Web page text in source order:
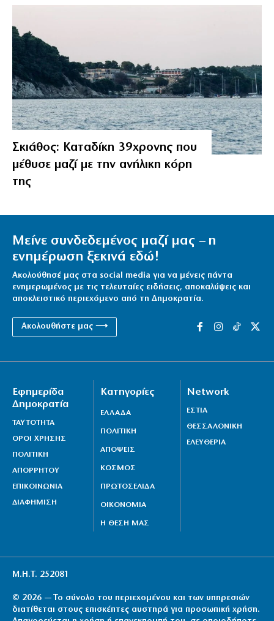
Σκιάθος: Καταδίκη 39χρονης που
μέθυσε μαζί με την ανήλικη κόρη
της
Μείνε συνδεδεμένος μαζί μας – η
ενημέρωση ξεκινά εδώ!
Ακολούθησέ μας στα social media για να μένεις πάντα
ενημερωμένος με τις τελευταίες ειδήσεις, αποκαλύψεις και
αποκλειστικό περιεχόμενο από τη Δημοκρατία.
Ακολουθήστε μας ⟶
Εφημερίδα
Δημοκρατία
ΤΑΥΤΟΤΗΤΑ
ΟΡΟΙ ΧΡΗΣΗΣ
ΠΟΛΙΤΙΚΗ
ΑΠΟΡΡΗΤΟΥ
ΕΠΙΚΟΙΝΩΝΙΑ
ΔΙΑΦΗΜΙΣΗ
Κατηγορίες
ΕΛΛΑΔΑ
ΠΟΛΙΤΙΚΗ
ΑΠΟΨΕΙΣ
ΚΟΣΜΟΣ
ΠΡΩΤΟΣΕΛΙΔΑ
ΟΙΚΟΝΟΜΙΑ
Η ΘΕΣΗ ΜΑΣ
Network
ΕΣΤΙΑ
ΘΕΣΣΑΛΟΝΙΚΗ
ΕΛΕΥΘΕΡΙΑ
Μ.Η.Τ. 252081
© 2026 — Το σύνολο του περιεχομένου και των υπηρεσιών
διατίθεται στους επισκέπτες αυστηρά για προσωπική χρήση.